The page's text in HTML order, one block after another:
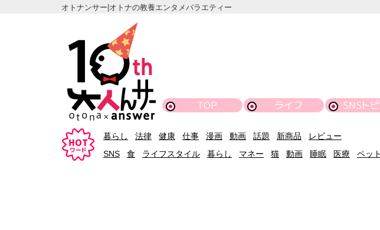
オトナンサー|オトナの教養エンタメバラエティー
TOP ライフ SNSト
暮らし 法律 健康 仕事 漫画 動画 話題 新商品
レビュー
SNS
食 ライフスタイル 暮らし マネー 猫 動画 睡眠 医療 ペット